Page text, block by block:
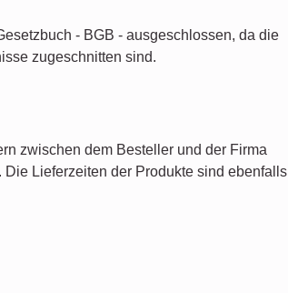
- BGB - ausgeschlossen, da die
zugeschnitten sind.
zwischen dem Besteller und der Firma
Lieferzeiten der Produkte sind ebenfalls